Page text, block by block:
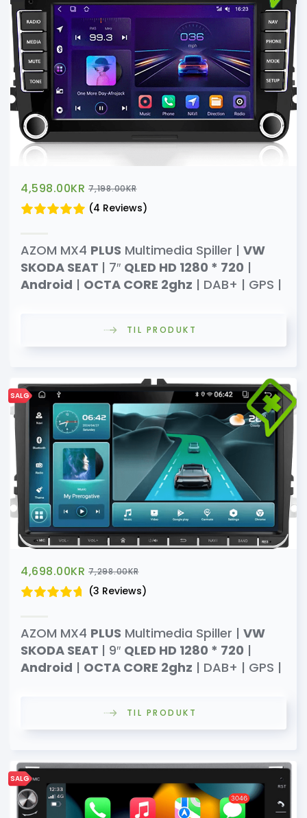
4,598.00KR 7,198.00KR
(4 Reviews)
AZOM MX4 PLUS Multimedia Spiller | VW
SKODA SEAT | 7″ QLED HD 1280 * 720 |
Android | OCTA CORE 2ghz | DAB+ | GPS |
TIL PRODUKT
SALG
4,698.00KR 7,298.00KR
(3 Reviews)
AZOM MX4 PLUS Multimedia Spiller | VW
SKODA SEAT | 9″ QLED HD 1280 * 720 |
Android | OCTA CORE 2ghz | DAB+ | GPS |
TIL PRODUKT
SALG